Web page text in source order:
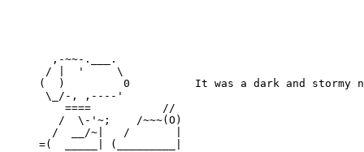
       ,-~~-.___.
      / |  '     \
(  )         0          It was a dark and stormy
      \_/-, ,----'
         ====           //
        /  \-'~;    /~~~(O)
       /  __/~|   /       |
     =(  _____| (_________|